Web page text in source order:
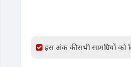
इस अंक की सभी सामग्रियों